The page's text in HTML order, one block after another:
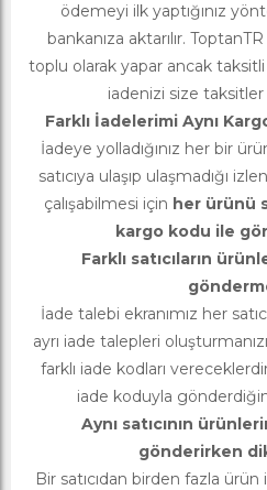
ödemeyi ilk yaptığınız
bankanıza aktarılır.
toplu olarak yapar ancak taksitli
iadenizi size taksitler
Farklı İadelerimi Aynı
İadeye yolladığınız her bir
satıcıya ulaşıp ulaşmadığı
çalışabilmesi için her ürünü
kargo kodu ile
Farklı satıcıların
İade talebi ekranımız her
ayrı iade talepleri
farklı iade kodları
iade koduyla
Aynı satıcının
gönderirken
Bir satıcıdan birden fazla